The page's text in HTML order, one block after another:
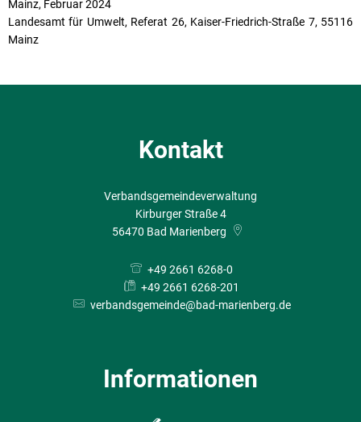
Mainz, Februar 2024
Landesamt für Umwelt, Referat 26, Kaiser-Friedrich-Straße 7, 55116
Mainz
Kontakt
Verbandsgemeindeverwaltung
Kirburger Straße 4
56470 Bad Marienberg
+49 2661 6268-0
+49 2661 6268-201
verbandsgemeinde@bad-marienberg.de
Informationen